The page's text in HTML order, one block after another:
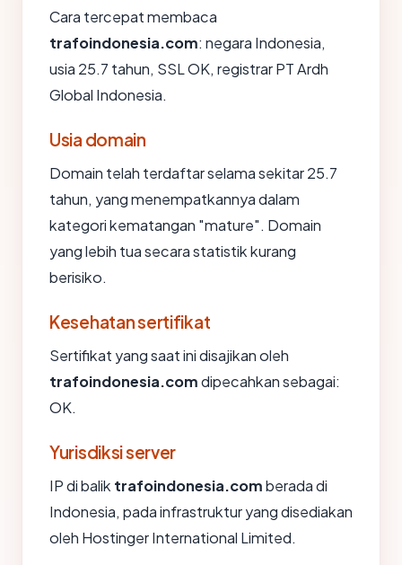
Cara tercepat membaca
trafoindonesia.com: negara Indonesia,
usia 25.7 tahun, SSL OK, registrar PT Ardh
Global Indonesia.
Usia domain
Domain telah terdaftar selama sekitar 25.7
tahun, yang menempatkannya dalam
kategori kematangan "mature". Domain
yang lebih tua secara statistik kurang
berisiko.
Kesehatan sertifikat
Sertifikat yang saat ini disajikan oleh
trafoindonesia.comdipecahkan sebagai:
OK.
Yurisdiksi server
IP di balik trafoindonesia.comberada di
Indonesia, pada infrastruktur yang disediakan
oleh Hostinger International Limited.